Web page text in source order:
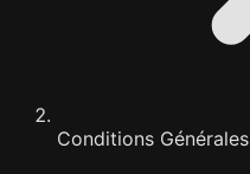
Conditions Générales